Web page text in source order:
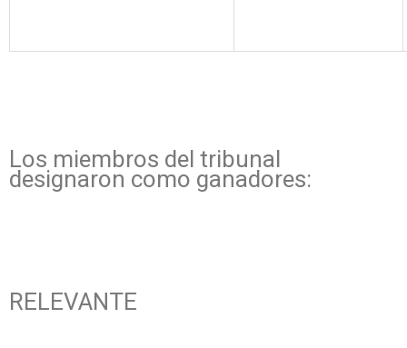
Los miembros del tribunal
designaron como ganadores:
RELEVANTE